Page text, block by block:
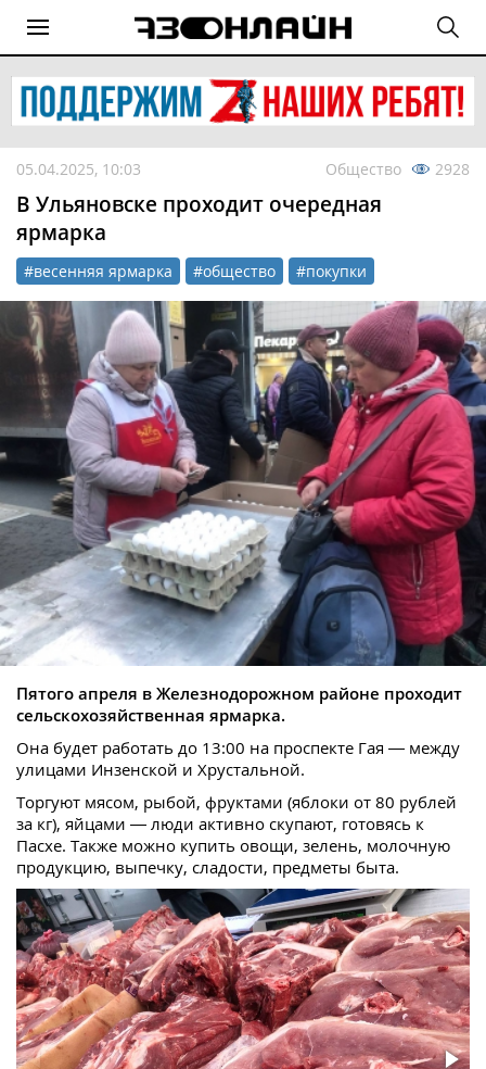
05.04.2025, 10:03 Общество 2928
В Ульяновске проходит очередная
ярмарка
#весенняя ярмарка #общество #покупки
Пятого апреля в Железнодорожном районе проходит
сельскохозяйственная ярмарка.
Она будет работать до 13:00 на проспекте Гая — между
улицами Инзенской и Хрустальной.
Торгуют мясом, рыбой, фруктами (яблоки от 80 рублей
за кг), яйцами — люди активно скупают, готовясь к
Пасхе. Также можно купить овощи, зелень, молочную
продукцию, выпечку, сладости, предметы быта.